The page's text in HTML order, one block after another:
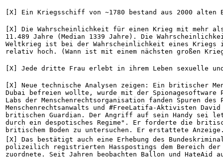
[X] Ein Kriegsschiff von ~1780 bestand aus 2000 alten
[X] Die Wahrscheinlichkeit für einen Krieg mit mehr
11.489 Jahre (Median 1339 Jahre). Die
Weltkrieg ist bei der Wahrscheinlichkeit eines
relativ hoch. (Wann ist mit einem nächsten großen
[X] Jede dritte Frau erlebt in ihrem Leben sexuelle
[X] Neue technische Analysen zeigen: Ein britischer
Dubai befreien wollte, wurde mit der Spionagesoftware
Labs der Menschenrechtsorganisation fanden Spuren des
Menschenrechtsanwalts und #FreeLatifa-Aktivisten
britischen Guardian. Der Angriff auf sein Handy sei
durch ein despotisches Regime". Er forderte die
britischem Boden zu untersuchen. Er erstattete
[X] Das bestätigt auch eine Erhebung des
polizeilich registrierten Hasspostings dem Bereich
zuordnete. Seit Jahren beobachten Ballon und HateAid